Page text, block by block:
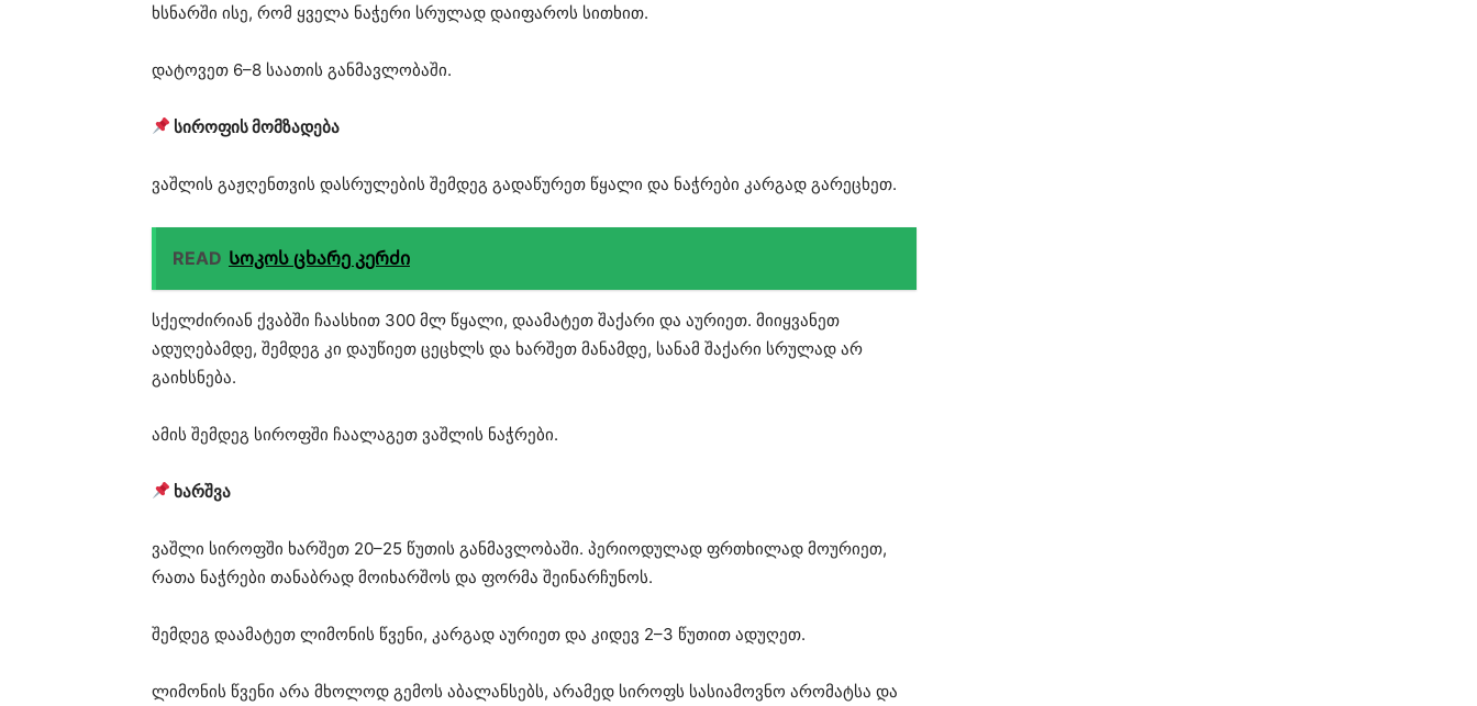
ხსნარში ისე, რომ ყველა ნაჭერი სრულად დაიფაროს სითხით.
დატოვეთ 6–8 საათის განმავლობაში.
სიროფის მომზადება
ვაშლის გაჟღენთვის დასრულების შემდეგ გადაწურეთ წყალი და ნაჭრები კარგად გარეცხეთ.
READ Სოკოს ცხარე კერძი
სქელძირიან ქვაბში ჩაასხით 300 მლ წყალი, დაამატეთ შაქარი და აურიეთ. მიიყვანეთ
ადუღებამდე, შემდეგ კი დაუწიეთ ცეცხლს და ხარშეთ მანამდე, სანამ შაქარი სრულად არ
გაიხსნება.
ამის შემდეგ სიროფში ჩაალაგეთ ვაშლის ნაჭრები.
ხარშვა
ვაშლი სიროფში ხარშეთ 20–25 წუთის განმავლობაში. პერიოდულად ფრთხილად მოურიეთ,
რათა ნაჭრები თანაბრად მოიხარშოს და ფორმა შეინარჩუნოს.
შემდეგ დაამატეთ ლიმონის წვენი, კარგად აურიეთ და კიდევ 2–3 წუთით ადუღეთ.
ლიმონის წვენი არა მხოლოდ გემოს აბალანსებს, არამედ სიროფს სასიამოვნო არომატსა და